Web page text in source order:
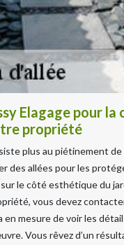
Elagage pour la
propriété
plus au piétinement de
des allées pour les
le côté esthétique du
vous devez
en mesure de voir les
Vous rêvez d’un